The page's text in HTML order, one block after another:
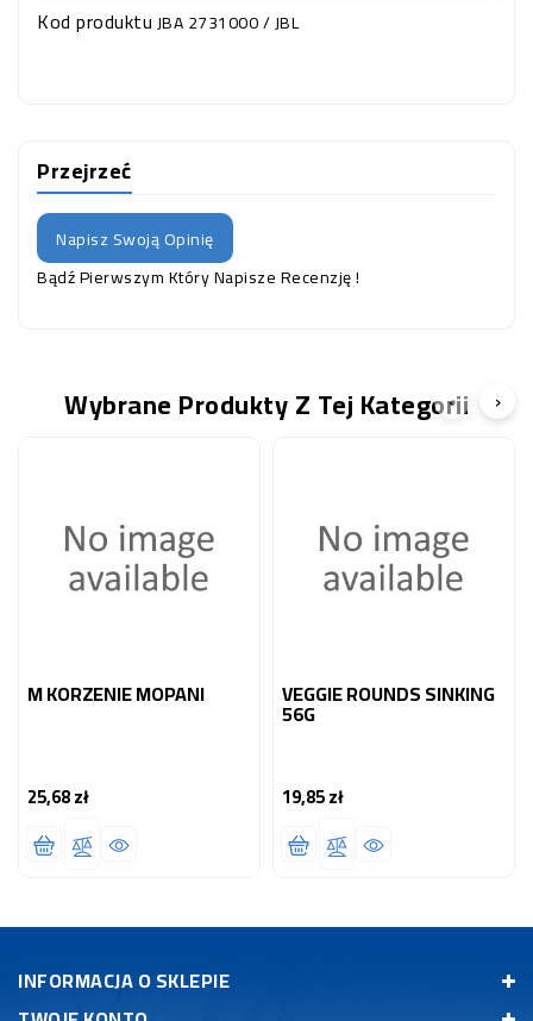
Kod produktuJBA 2731000 / JBL
Przejrzeć
Napisz Swoją Opinię
Bądź Pierwszym Który Napisze Recenzję !
Wybrane Produkty Z Tej Kategorii
M KORZENIE MOPANI
25,68 złCena
VEGGIE ROUNDS SINKING
56G
19,85 złCena
‹ ›
INFORMACJA O SKLEPIE